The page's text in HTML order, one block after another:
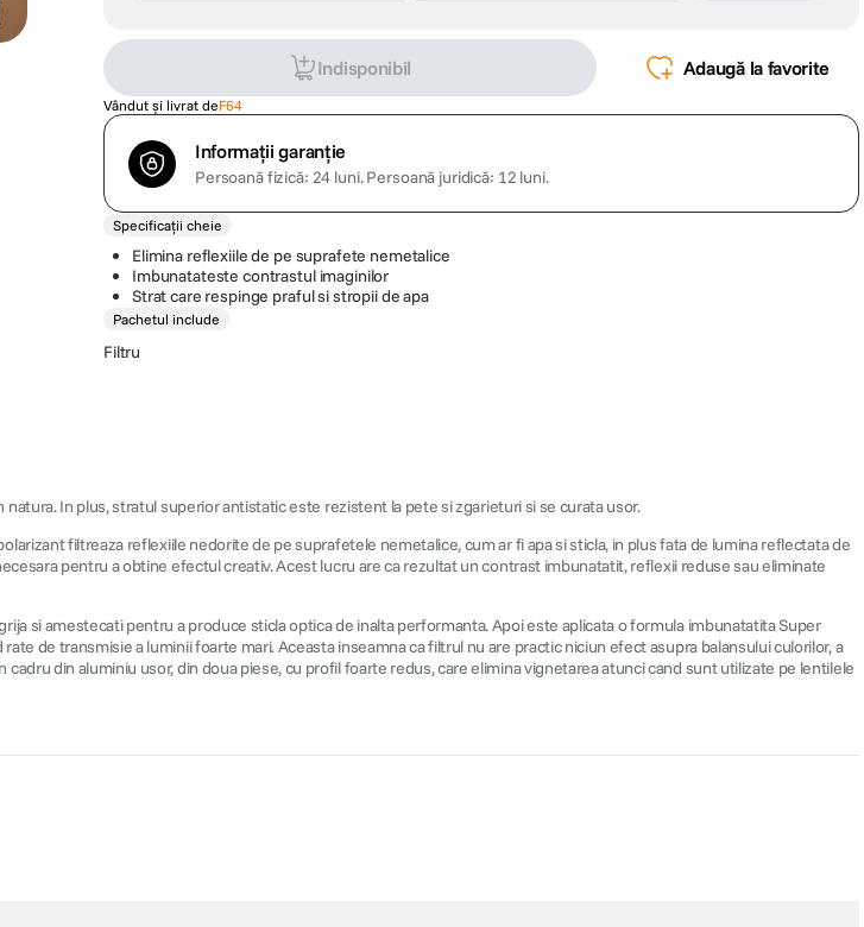
Indisponibil Adaugă la favorite
Vândut și livrat deF64
Informații garanție
Persoană fizică: 24 luni.Persoană juridică: 12 luni.
Specificații cheie
Elimina reflexiile de pe suprafete nemetalice
Imbunatateste contrastul imaginilor
Strat care respinge praful si stropii de apa
Pachetul include
Filtru
In plus, stratul superior antistatic este rezistent la pete si zgarieturi si se curata usor.
filtreaza reflexiile nedorite de pe suprafetele nemetalice, cum ar fi apa si sticla, in plus fata de lumina reflectata de
pentru a obtine efectul creativ. Acest lucru are ca rezultat un contrast imbunatatit, reflexii reduse sau eliminate
si amestecati pentru a produce sticla optica de inalta performanta. Apoi este aplicata o formula imbunatatita Super
de transmisie a luminii foarte mari. Aceasta inseamna ca filtrul nu are practic niciun efect asupra balansului culorilor, a
din aluminiu usor, din doua piese, cu profil foarte redus, care elimina vignetarea atunci cand sunt utilizate pe lentilele